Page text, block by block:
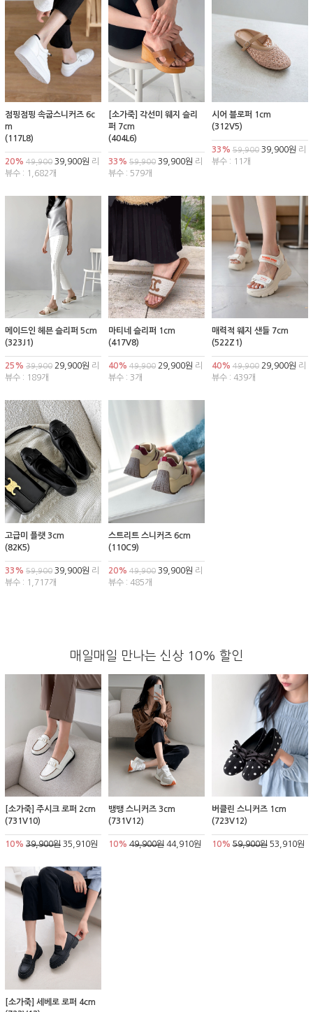
점핑점핑 속굽스니커즈 6c
m
(117L8)
20% 49,900 39,900원 리
뷰수 : 1,682개
[소가죽] 각선미 웨지 슬리
퍼 7cm
(404L6)
33% 59,90039,900원 리
뷰수 : 579개
시어 블로퍼 1cm
(312V5)
33% 59,90039,900원 리
뷰수 : 11개
메이드인 헤븐 슬리퍼 5cm
(323J1)
25% 39,900 29,900원 리
뷰수 : 189개
마티네 슬리퍼 1cm
(417V8)
40% 49,90029,900원 리
뷰수 : 3개
매력적 웨지 샌들 7cm
(522Z1)
40% 49,90029,900원 리
뷰수 : 439개
고급미 플랫 3cm
(82K5)
33% 59,900 39,900원 리
뷰수 : 1,717개
스트리트 스니커즈 6cm
(110C9)
20% 49,90039,900원 리
뷰수 : 485개
매일매일 만나는 신상 10% 할인
[소가죽] 주시크 로퍼 2cm
(731V10)
10% 39,900원 35,910원
뱅뱅 스니커즈 3cm
(731V12)
10% 49,900원44,910원
버클린 스니커즈 1cm
(723V12)
10% 59,900원53,910원
[소가죽] 세베로 로퍼 4cm